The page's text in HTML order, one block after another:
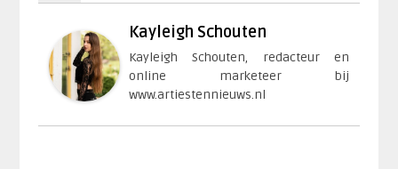
Kayleigh Schouten
Kayleigh Schouten, redacteur en
online marketeer bij
www.artiestennieuws.nl